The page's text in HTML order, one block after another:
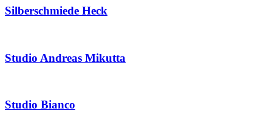
Silberschmiede Heck
Studio Andreas Mikutta
Studio Bianco